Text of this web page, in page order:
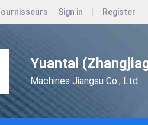
Sign in Register
Yuantai
Machines Jiangsu Co., Ltd